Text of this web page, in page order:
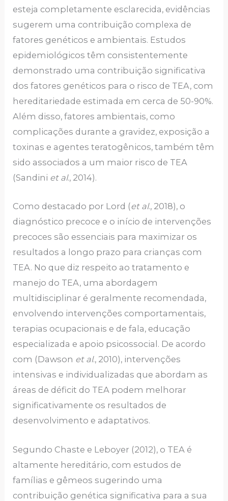
esteja completamente esclarecida, evidências
sugerem uma contribuição complexa de
fatores genéticos e ambientais. Estudos
epidemiológicos têm consistentemente
demonstrado uma contribuição significativa
dos fatores genéticos para o risco de TEA, com
hereditariedade estimada em cerca de 50-90%.
Além disso, fatores ambientais, como
complicações durante a gravidez, exposição a
toxinas e agentes teratogênicos, também têm
sido associados a um maior risco de TEA
(Sandini et al., 2014).
Como destacado por Lord (et al., 2018), o
diagnóstico precoce e o início de intervenções
precoces são essenciais para maximizar os
resultados a longo prazo para crianças com
TEA. No que diz respeito ao tratamento e
manejo do TEA, uma abordagem
multidisciplinar é geralmente recomendada,
envolvendo intervenções comportamentais,
terapias ocupacionais e de fala, educação
especializada e apoio psicossocial. De acordo
com (Dawson et al., 2010), intervenções
intensivas e individualizadas que abordam as
áreas de déficit do TEA podem melhorar
significativamente os resultados de
desenvolvimento e adaptativos.
Segundo Chaste e Leboyer (2012), o TEA é
altamente hereditário, com estudos de
famílias e gêmeos sugerindo uma
contribuição genética significativa para a sua